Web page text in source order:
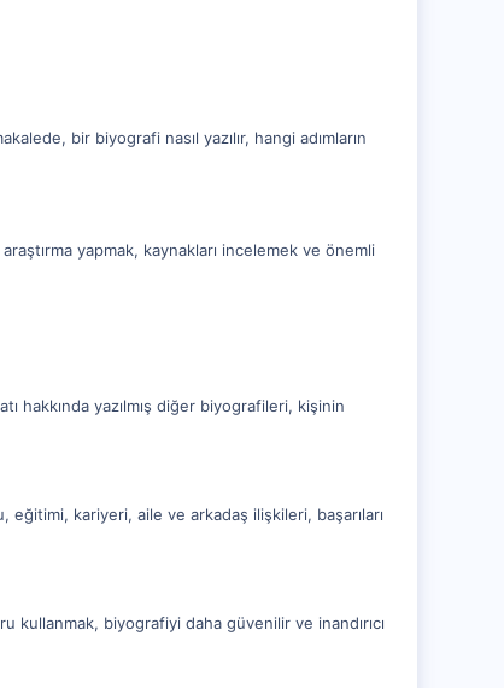
bir biyografi nasıl yazılır, hangi adımların
yapmak, kaynakları incelemek ve önemli
hakkında yazılmış diğer biyografileri, kişinin
kariyeri, aile ve arkadaş ilişkileri, başarıları
kullanmak, biyografiyi daha güvenilir ve inandırıcı